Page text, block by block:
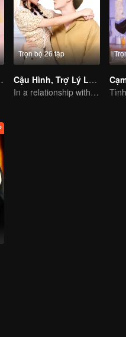
Em
Trọn bộ 26 tập
Cậu Hình, Trợ Lý Lại Gây Chuyện Này
In a relationship with an idol